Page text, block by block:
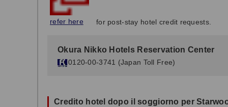
refer here for post-stay hotel credit requests.
Okura Nikko Hotels Reservation Center
0120-00-3741 (Japan Toll Free)
Credito hotel dopo il soggiorno per